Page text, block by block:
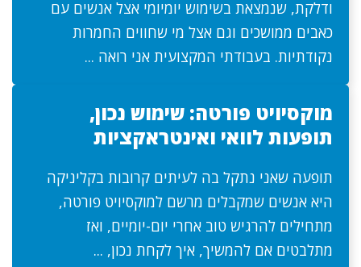
ודלקת, שנמצאת בשימוש יומיומי אצל אנשים עם
כאבים ממושכים וגם אצל מי שחווים החמרות
נקודתיות. בעבודתי המקצועית אני רואה ...
מוקסיויט פורטה: שימוש נכון,
תופעות לוואי ואינטראקציות
תופעה שאני נתקל בה לעיתים קרובות בקליניקה
היא אנשים שמקבלים מרשם למוקסיויט פורטה,
מתחילים להרגיש טוב אחרי יום-יומיים, ואז
מתלבטים אם להמשיך, איך לקחת נכון, ...